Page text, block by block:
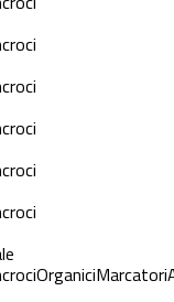
OrganiciMarcatori